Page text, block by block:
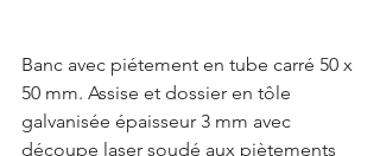
Banc avec piétement en tube carré 50 x
50 mm. Assise et dossier en tôle
galvanisée épaisseur 3 mm avec
découpe laser soudé aux piètements